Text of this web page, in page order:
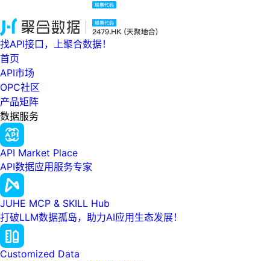
找API接口，上聚合数据！
首页
API市场
OPC社区
产品矩阵
数据服务
API Market Place
API数据应用服务专家
JUHE MCP & SKILL Hub
打破LLM数据孤岛，助力AI应用生态发展！
Customized Data